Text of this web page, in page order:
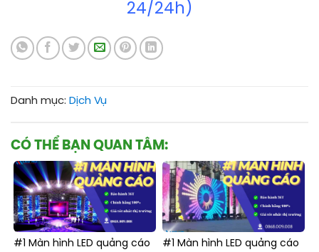
24/24h)
Danh mục: Dịch Vụ
CÓ THỂ BẠN QUAN TÂM:
#1 Màn hình LED quảng cáo
#1 Màn hình LED quảng cáo